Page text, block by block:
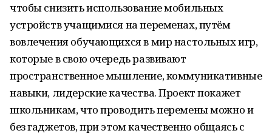
чтобы снизить использование мобильных
устройств учащимися на переменах, путём
вовлечения обучающихся в мир настольных игр,
которые в свою очередь развивают
пространственное мышление, коммуникативные
навыки, лидерские качества. Проект покажет
школьникам, что проводить перемены можно и
без гаджетов, при этом качественно общаясь с